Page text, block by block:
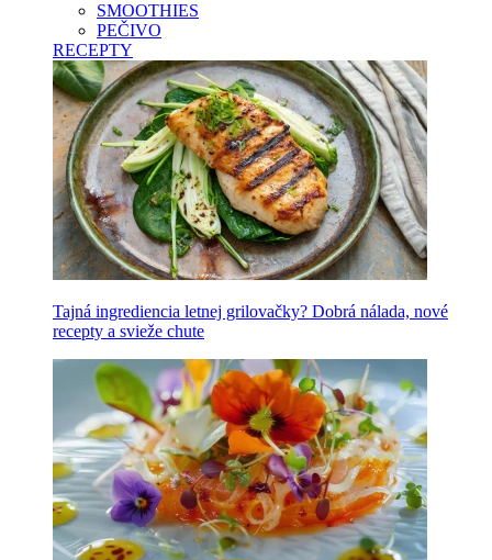
SMOOTHIES
PEČIVO
RECEPTY
Tajná ingrediencia letnej grilovačky? Dobrá nálada, nové
recepty a svieže chute